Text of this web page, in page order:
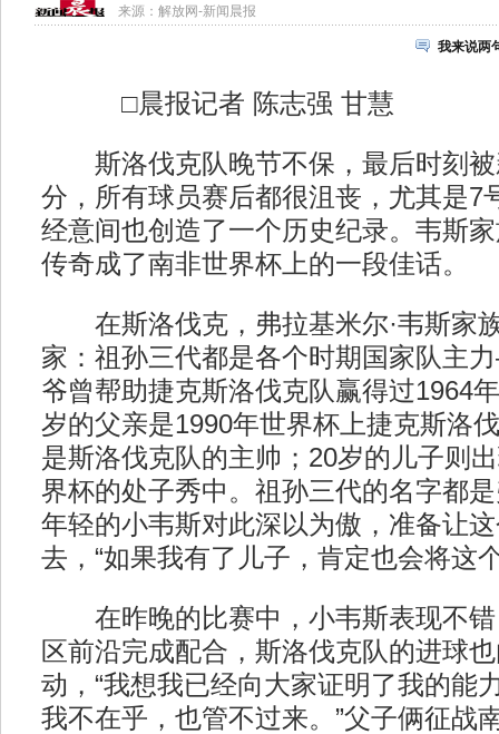
来源：解放网-新闻晨报
我来说两
□晨报记者 陈志强 甘慧
斯洛伐克队晚节不保，最后时刻被
分，所有球员赛后都很沮丧，尤其是7
经意间也创造了一个历史纪录。韦斯
传奇成了南非世界杯上的一段佳话。
在斯洛伐克，弗拉基米尔·韦斯家
家：祖孙三代都是各个时期国家队主
爷曾帮助捷克斯洛伐克队赢得过1964
岁的父亲是1990年世界杯上捷克斯洛
是斯洛伐克队的主帅；20岁的儿子则
界杯的处子秀中。祖孙三代的名字都
年轻的小韦斯对此深以为傲，准备让
去，“如果我有了儿子，肯定也会将这
在昨晚的比赛中，小韦斯表现不错
区前沿完成配合，斯洛伐克队的进球
动，“我想我已经向大家证明了我的能
我不在乎，也管不过来。”父子俩征战